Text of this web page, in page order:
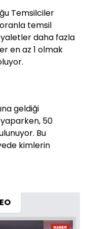
Temsilciler
temsil
daha fazla
en az 1 olmak
geldiği
50
Bu
kimlerin